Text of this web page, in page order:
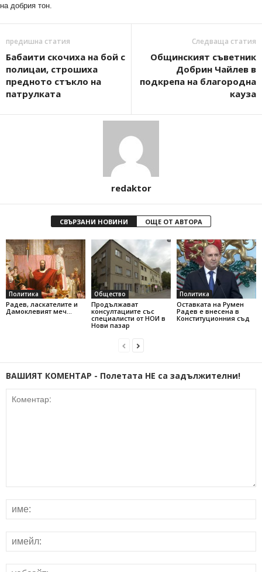
на добрия тон.
предишна статия
Бабаити скочиха на бой с
полицаи, строшиха
предното стъкло на
патрулката
Следваща статия
Общинският съветник
Добрин Чайлев в
подкрепа на благородна
кауза
redaktor
СВЪРЗАНИ НОВИНИ ОЩЕ ОТ АВТОРА
Политика
Радев, ласкателите и
Дамоклевият меч…
Общество
Продължават
консултациите със
специалисти от НОИ в
Нови пазар
Политика
Оставката на Румен
Радев е внесена в
Конституционния съд
ВАШИЯТ КОМЕНТАР - Полетата НЕ са задължителни!